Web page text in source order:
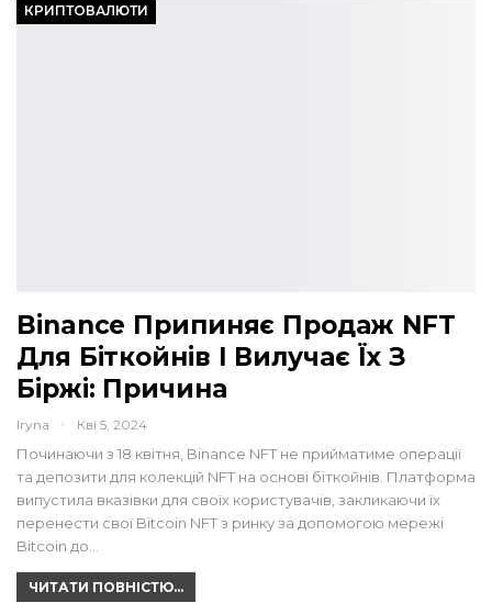
КРИПТОВАЛЮТИ
Binance Припиняє Продаж NFT
Для Біткойнів І Вилучає Їх З
Біржі: Причина
Iryna Кві 5, 2024
Починаючи з 18 квітня, Binance NFT не прийматиме операції
та депозити для колекцій NFT на основі біткойнів. Платформа
випустила вказівки для своїх користувачів, закликаючи їх
перенести свої Bitcoin NFT з ринку за допомогою мережі
Bitcoin до…
ЧИТАТИ ПОВНІСТЮ...